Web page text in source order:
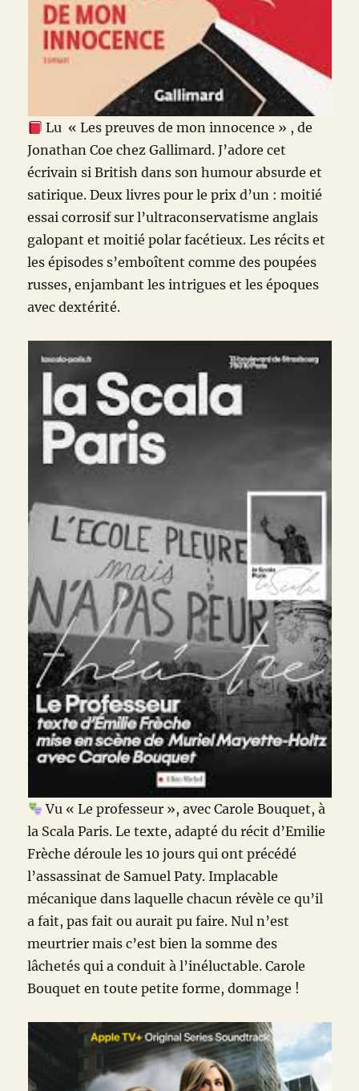
Lu « Les preuves de mon innocence » , de
Jonathan Coe chez Gallimard. J’adore cet
écrivain si British dans son humour absurde et
satirique. Deux livres pour le prix d’un : moitié
essai corrosif sur l’ultraconservatisme anglais
galopant et moitié polar facétieux. Les récits et
les épisodes s’emboîtent comme des poupées
russes, enjambant les intrigues et les époques
avec dextérité.
Vu « Le professeur », avec Carole Bouquet, à
la Scala Paris. Le texte, adapté du récit d’Emilie
Frèche déroule les 10 jours qui ont précédé
l’assassinat de Samuel Paty. Implacable
mécanique dans laquelle chacun révèle ce qu’il
a fait, pas fait ou aurait pu faire. Nul n’est
meurtrier mais c’est bien la somme des
lâchetés qui a conduit à l’inéluctable. Carole
Bouquet en toute petite forme, dommage !